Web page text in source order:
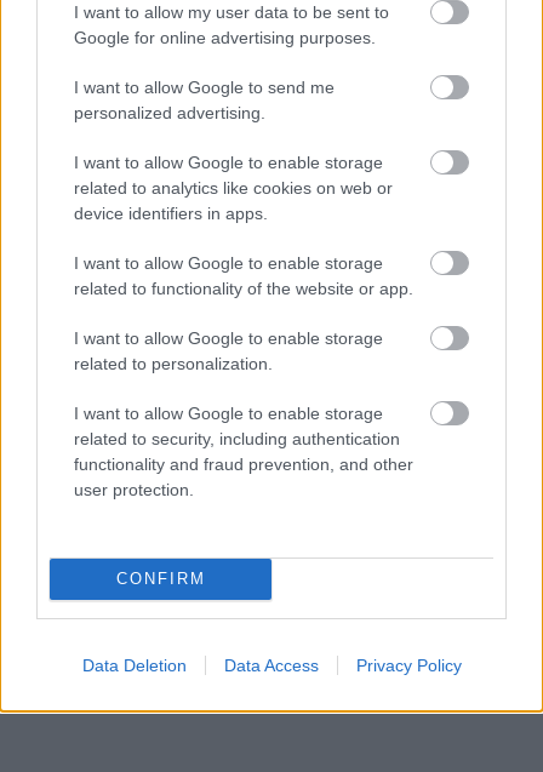
I want to allow my user data to be sent to
Google for online advertising purposes.
I want to allow Google to send me
personalized advertising.
I want to allow Google to enable storage
related to analytics like cookies on web or
device identifiers in apps.
I want to allow Google to enable storage
related to functionality of the website or app.
I want to allow Google to enable storage
related to personalization.
I want to allow Google to enable storage
related to security, including authentication
functionality and fraud prevention, and other
user protection.
CONFIRM
Data Deletion Data Access Privacy Policy
brutálisak. Mert a lemez persze egyáltalán nem
rossz, sőt inkább jó, csak nem annyira, mint az sok
pillanatban fel is villan (és közel sem annyira, mint
Antony/Anohni első két zseniális albuma 2000-ből és
2005-ből). A zenei átvedlés persze csak az összkép
egyik fele, a másik, hogy a társadalmi, politikai
témákat már eddig is előszeretettel érintő énekesnő
ezúttal hangsúlyosan protest-albumot készített,
nagy és aktuális kérdésekről, problémákról, sötét
látomásokról. A szándékot azonban sok ponton
legyűrte az, hogy túl direkt a megközelítés (a
ismételgetésével ostorozza, néha egészen nehéz hova
tenni), ahhoz képest pedig egyáltalán nem
jobban meg kellene ráznia.
7.5/10
a lemez: